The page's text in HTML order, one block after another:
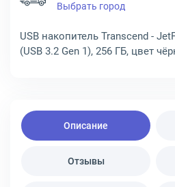
Выбрать город
USB накопитель Transcend -
(USB 3.2 Gen 1), 256 ГБ, цвет
Описание
Отзывы